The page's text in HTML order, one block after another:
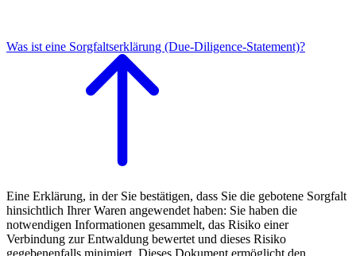
Was ist eine Sorgfaltserklärung (Due-Diligence-Statement)?
Eine Erklärung, in der Sie bestätigen, dass Sie die gebotene Sorgfalt
hinsichtlich Ihrer Waren angewendet haben: Sie haben die
notwendigen Informationen gesammelt, das Risiko einer
Verbindung zur Entwaldung bewertet und dieses Risiko
gegebenenfalls minimiert. Dieses Dokument ermöglicht den